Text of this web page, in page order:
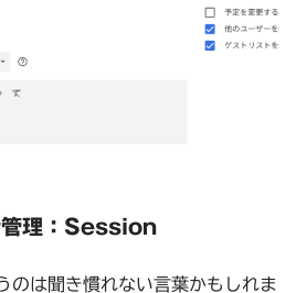
管理：Session
のは聞き慣れない言葉かもしれま